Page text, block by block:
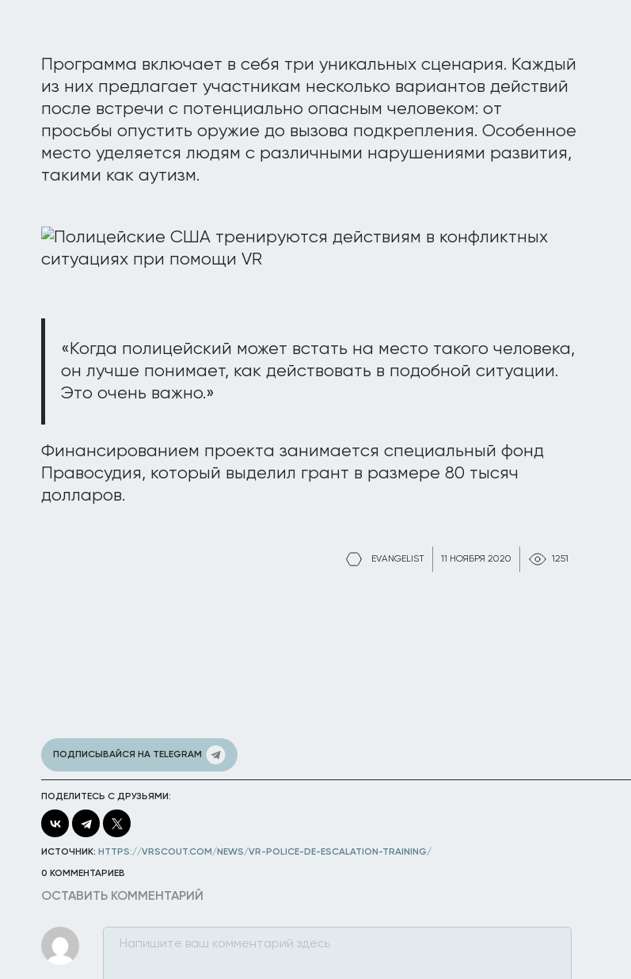
EVANGELIST 11 НОЯБРЯ 2020 1251
Программа включает в себя три уникальных сценария. Каждый
из них предлагает участникам несколько вариантов действий
после встречи с потенциально опасным человеком: от
просьбы опустить оружие до вызова подкрепления. Особенное
место уделяется людям с различными нарушениями развития,
такими как аутизм.
«Когда полицейский может встать на место такого человека,
он лучше понимает, как действовать в подобной ситуации.
Это очень важно.»
Финансированием проекта занимается специальный фонд
Правосудия, который выделил грант в размере 80 тысяч
долларов.
ПОДПИСЫВАЙСЯ НА TELEGRAM
ПОДЕЛИТЕСЬ С ДРУЗЬЯМИ:
ИСТОЧНИК: HTTPS://VRSCOUT.COM/NEWS/VR-POLICE-DE-ESCALATION-TRAINING/
0 КОММЕНТАРИЕВ
ОСТАВИТЬ КОММЕНТАРИЙ